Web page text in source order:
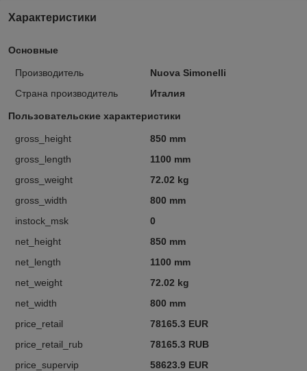
Характеристики
Основные
Производитель
Nuova Simonelli
Страна производитель
Италия
Пользовательские характеристики
gross_height
850 mm
gross_length
1100 mm
gross_weight
72.02 kg
gross_width
800 mm
instock_msk
0
net_height
850 mm
net_length
1100 mm
net_weight
72.02 kg
net_width
800 mm
price_retail
78165.3 EUR
price_retail_rub
78165.3 RUB
price_supervip
58623.9 EUR